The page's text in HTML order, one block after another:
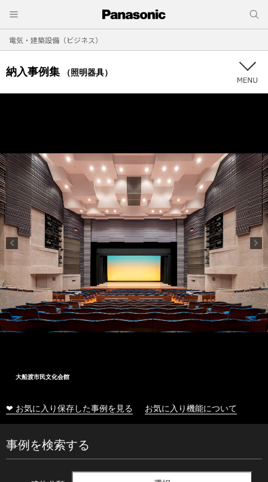
電気・建築設備（ビジネス）
納入事例集 （照明器具）
大船渡市民文化会館
❤ お気に入り保存した事例を見る お気に入り機能について
事例を検索する